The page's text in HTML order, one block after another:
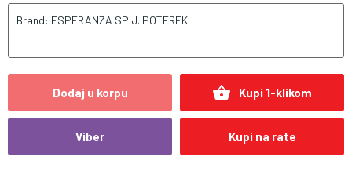
Brand: ESPERANZA SP.J. POTEREK
Dodaj u korpu shopping_basket Kupi 1-klikom
Viber Kupi na rate